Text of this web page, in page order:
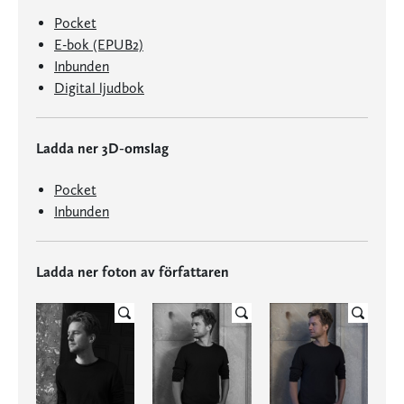
Pocket
E-bok (EPUB2)
Inbunden
Digital ljudbok
Ladda ner 3D-omslag
Pocket
Inbunden
Ladda ner foton av författaren